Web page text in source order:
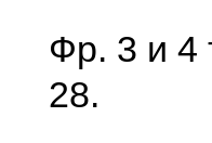
Фр. 3 и 4
28.